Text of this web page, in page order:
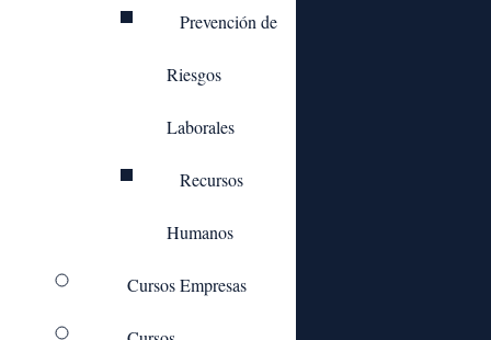
Prevención de
Riesgos
Laborales
Recursos
Humanos
Cursos Empresas